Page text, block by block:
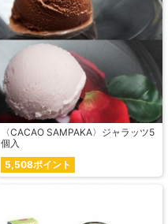
〈CACAO SAMPAKA〉ジャラッツ5
個入
5,508ポイント